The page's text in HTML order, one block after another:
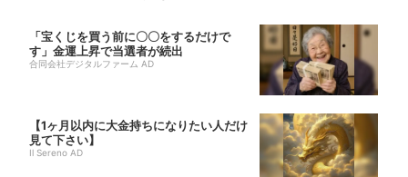
「宝くじを買う前に〇〇をするだけで
す」金運上昇で当選者が続出
合同会社デジタルファーム AD
【1ヶ月以内に大金持ちになりたい人だけ
見て下さい】
Il Sereno AD